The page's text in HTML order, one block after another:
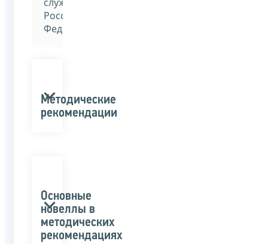
Российской
Федерации»
Методические
рекомендации
Основные
новеллы в
методических
рекомендациях